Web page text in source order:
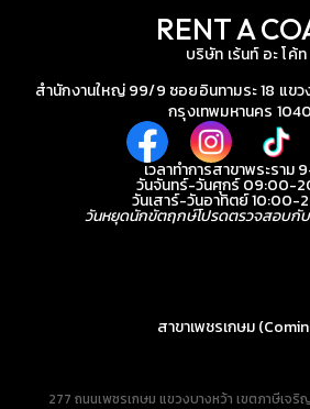
RENT A
บริษัท เร้นท์ อะ โค้ท
สำนักงานใหญ่ 99/9 ซอยอินทามระ 18 แข
กรุงเทพมหานคร
เวลาทำการสาขาพระราม
วันจันทร์-วันศุกร์ 09:00-
วันเสาร์-วันอาทิตย์ 10:00-
วันหยุดนักขัตฤกษ์โปรดตรวจสอบกับ
สาขาเพชรเกษม
277 ถนนเพชรเกษม แขวงบางหว้า เขตภาษีเจ